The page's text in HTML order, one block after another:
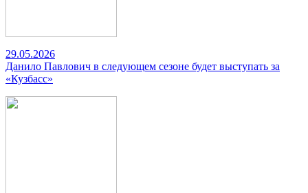
29.05.2026
Данило Павлович в следующем сезоне будет выступать за
«Кузбасс»